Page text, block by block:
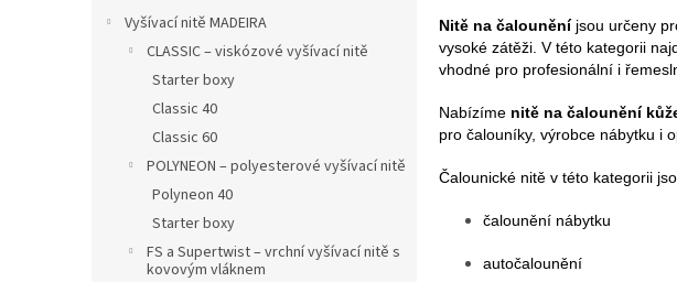
Vyšívací nitě MADEIRA
CLASSIC – viskózové vyšívací nitě
Starter boxy
Classic 40
Classic 60
POLYNEON – polyesterové vyšívací nitě
Polyneon 40
Starter boxy
FS a Supertwist – vrchní vyšívací nitě s
kovovým vláknem
Nitě na čalouněníjsou určeny
vysoké zátěži. V této kategorii
vhodné pro profesionální i
Nabízíme nitě na čalounění
pro čalouníky, výrobce nábytku i
Čalounické nitě v této kategorii
čalounění nábytku
autočalounění